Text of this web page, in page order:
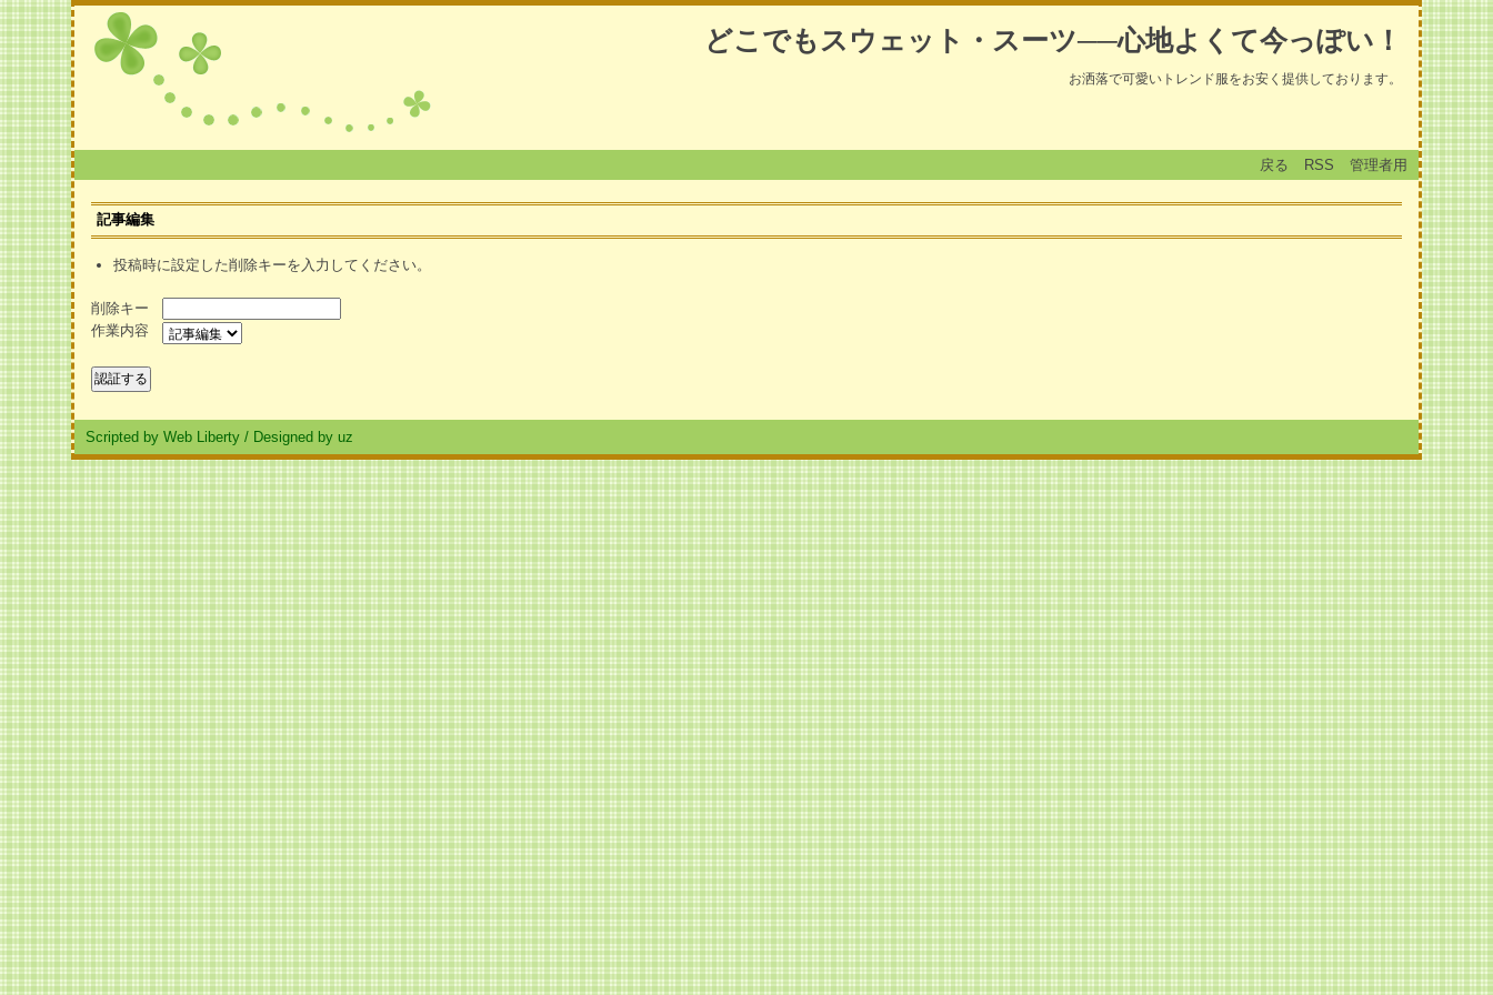
どこでもスウェット・スーツ──心地よくて今っぽい！
お洒落で可愛いトレンド服をお安く提供しております。
戻る RSS 管理者用
記事編集
投稿時に設定した削除キーを入力してください。
削除キー
作業内容
Scripted by Web Liberty / Designed by uz